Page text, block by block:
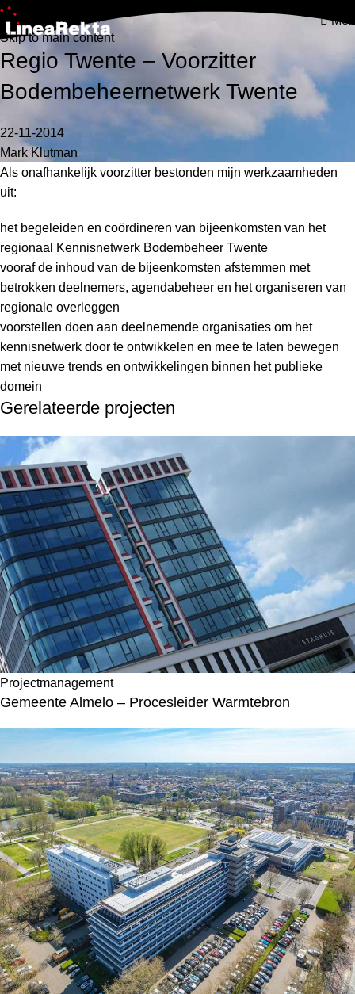
Skip to navigation
Skip to main content
Regio Twente – Voorzitter
Bodembeheernetwerk Twente
22-11-2014
Mark Klutman
Als onafhankelijk voorzitter bestonden mijn werkzaamheden
uit:
het begeleiden en coördineren van bijeenkomsten van het
regionaal Kennisnetwerk Bodembeheer Twente
vooraf de inhoud van de bijeenkomsten afstemmen met
betrokken deelnemers, agendabeheer en het organiseren van
regionale overleggen
voorstellen doen aan deelnemende organisaties om het
kennisnetwerk door te ontwikkelen en mee te laten bewegen
met nieuwe trends en ontwikkelingen binnen het publieke
domein
Gerelateerde projecten
Projectmanagement
Gemeente Almelo – Procesleider Warmtebron